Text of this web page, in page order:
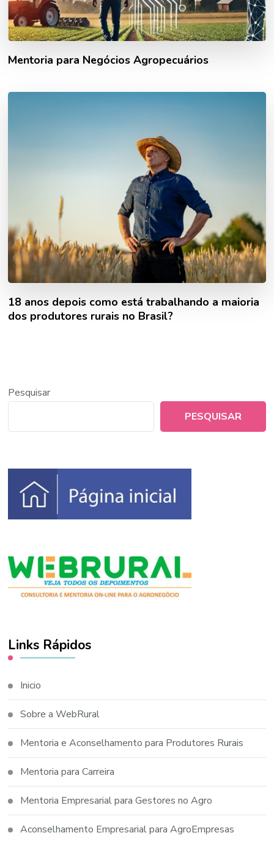
Mentoria para Negócios Agropecuários
18 anos depois como está trabalhando a maioria
dos produtores rurais no Brasil?
Pesquisar
PESQUISAR
Links Rápidos
Inicio
Sobre a WebRural
Mentoria e Aconselhamento para Produtores Rurais
Mentoria para Carreira
Mentoria Empresarial para Gestores no Agro
Aconselhamento Empresarial para AgroEmpresas